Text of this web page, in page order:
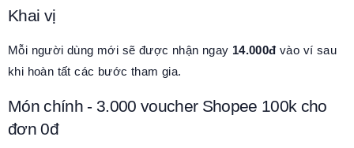
Khai vị
Mỗi người dùng mới sẽ được nhận ngay 14.000đ vào ví sau
khi hoàn tất các bước tham gia.
Món chính - 3.000 voucher Shopee 100k cho
đơn 0đ